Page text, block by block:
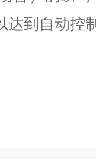
达到自动控